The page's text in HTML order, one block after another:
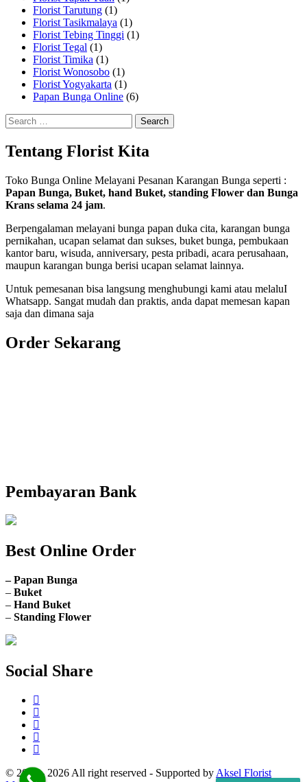
Florist Tarutung (1)
Florist Tasikmalaya (1)
Florist Tebing Tinggi (1)
Florist Tegal (1)
Florist Timika (1)
Florist Wonosobo (1)
Florist Yogyakarta (1)
Papan Bunga Online (6)
Search
for:
Tentang Florist Kita
Toko Bunga Online Melayani Pesanan Karangan Bunga seperti :
Papan Bunga, Buket, hand Buket, standing Flower dan Bunga
Krans selama 24 jam.
Berpengalaman melayani bunga papan duka cita, karangan bunga
pernikahan, ucapan selamat dan sukses, buket bunga, pembukaan
kantor baru, wisuda, anniversary, pesta pribadi, acara perusahaan,
maupun karangan bunga berisi ucapan selamat lainnya.
Untuk pemesanan bisa langsung menghubungi kami atau melaluI
Whatsapp. Sangat mudah dan praktis, anda dapat memesan kapan
saja dan dimana saja
Order Sekarang
Pembayaran Bank
Best Online Order
– Papan Bunga
– Buket
– Hand Buket
– Standing Flower
Social Share
© 2018 - 2026 All right reserved - Supported by Aksel Florist